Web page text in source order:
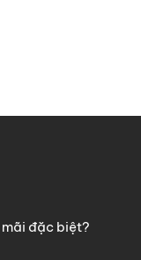
mãi đặc biệt?